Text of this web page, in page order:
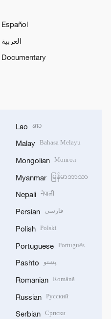
Español
العربية
Documentary
Lao ລາວ
Malay Bahasa Melayu
Mongolian Монгол
Myanmar မြန်မာဘာသာ
Nepali नेपाली
Persian فارسی
Polish Polski
Portuguese Português
Pashto پښتو
Romanian Română
Russian Русский
Serbian Српски